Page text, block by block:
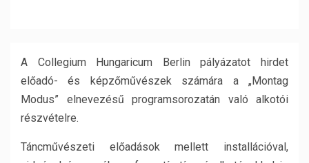
A Collegium Hungaricum Berlin pályázatot hirdet
előadó- és képzőművészek számára a „Montag
Modus” elnevezésű programsorozatán való alkotói
részvételre.
Táncművészeti előadások mellett installációval,